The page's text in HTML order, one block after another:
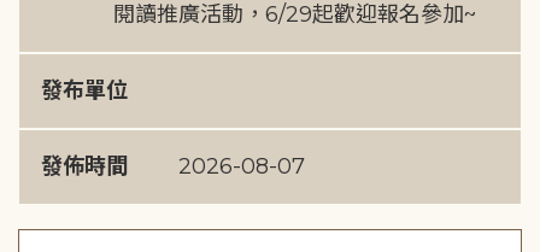
閱讀推廣活動，6/29起歡迎報名參加~
發布單位
發佈時間 2026-08-07